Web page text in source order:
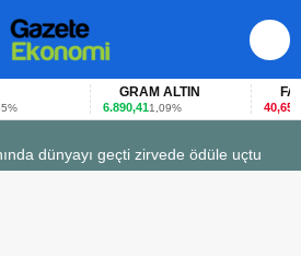
GRAM ALTIN
6.890,411,09%
FAİZ
40,65-
dünyayı geçti zirvede ödüle uçtu